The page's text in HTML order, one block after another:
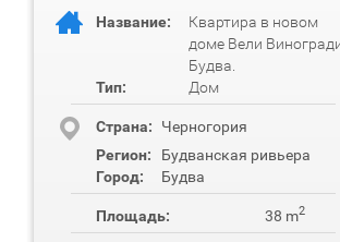
Название:
Квартира в новом
доме Вели
Будва.
Тип:
Дом
Cтрана:
Черногория
Регион:
Будванская ривьера
Город:
Будва
Площадь: 38 m2